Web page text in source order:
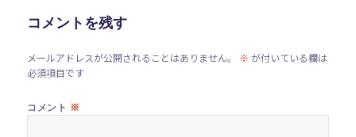
コメントを残す
メールアドレスが公開されることはありません。 ※ が付いている欄は
必須項目です
コメント ※